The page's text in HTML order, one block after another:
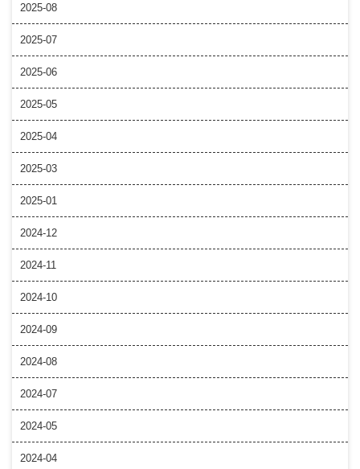
2025-08
2025-07
2025-06
2025-05
2025-04
2025-03
2025-01
2024-12
2024-11
2024-10
2024-09
2024-08
2024-07
2024-05
2024-04